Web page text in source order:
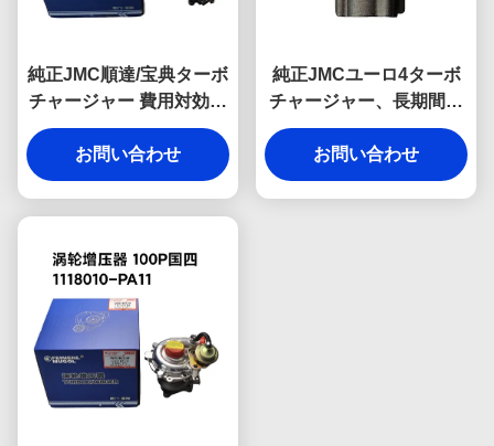
純正JMC順達/宝典ターボ
チャージャー 費用対効果
の高いDP1-6K682-BA
OEMエンジンコンポーネ
ント 長期的な信頼性を提
お問い合わせ
純正JMCユーロ4ターボ
チャージャー、長期間の
信頼性を提供するように
設計されたプレミアム
BC1-6K682-AA OEMエ
お問い合わせ